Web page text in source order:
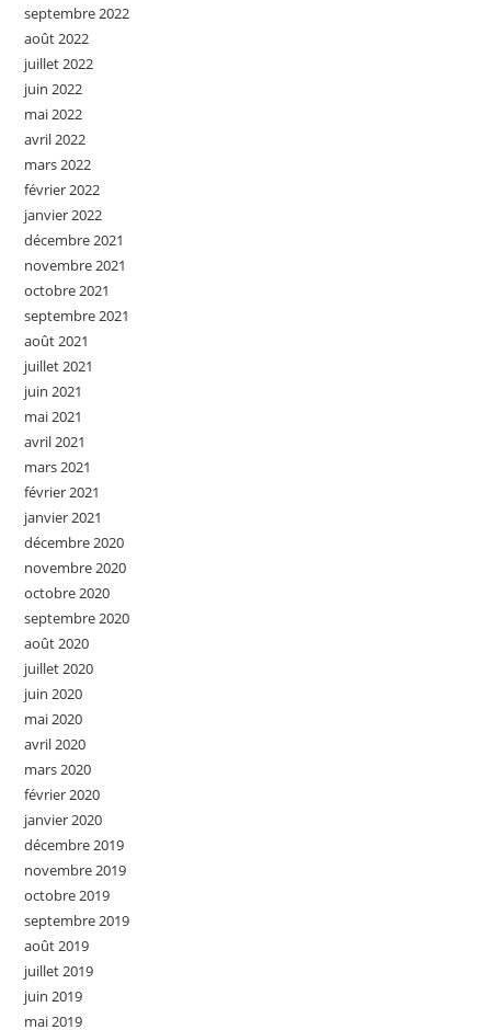
septembre 2022
août 2022
juillet 2022
juin 2022
mai 2022
avril 2022
mars 2022
février 2022
janvier 2022
décembre 2021
novembre 2021
octobre 2021
septembre 2021
août 2021
juillet 2021
juin 2021
mai 2021
avril 2021
mars 2021
février 2021
janvier 2021
décembre 2020
novembre 2020
octobre 2020
septembre 2020
août 2020
juillet 2020
juin 2020
mai 2020
avril 2020
mars 2020
février 2020
janvier 2020
décembre 2019
novembre 2019
octobre 2019
septembre 2019
août 2019
juillet 2019
juin 2019
mai 2019